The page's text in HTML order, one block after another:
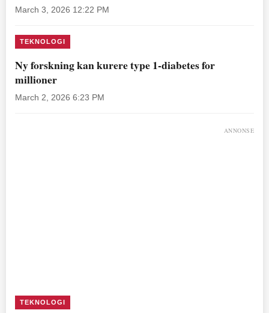
March 3, 2026 12:22 PM
TEKNOLOGI
Ny forskning kan kurere type 1-diabetes for
millioner
March 2, 2026 6:23 PM
ANNONSE
TEKNOLOGI